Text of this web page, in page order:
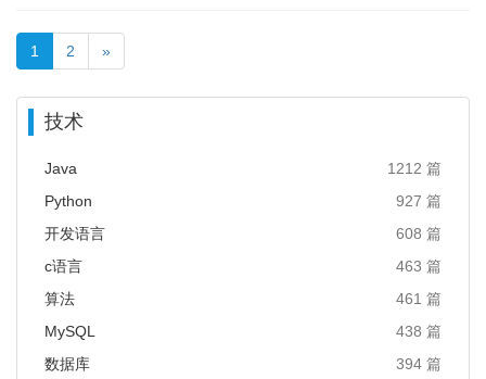
1 2 »
技术
Java
1212 篇
Python
927 篇
开发语言
608 篇
c语言
463 篇
算法
461 篇
MySQL
438 篇
数据库
394 篇